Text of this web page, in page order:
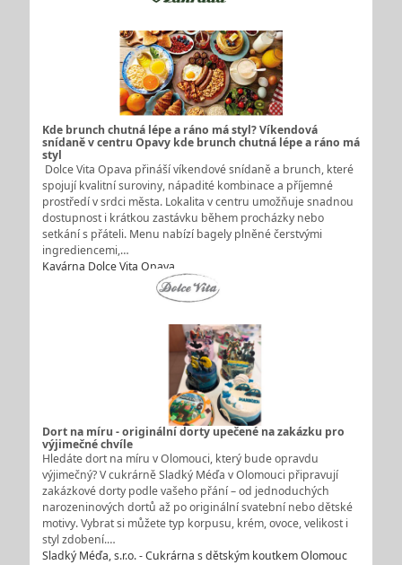
Kde brunch chutná lépe a ráno má styl? Víkendová
snídaně v centru Opavy kde brunch chutná lépe a ráno má
styl
Dolce Vita Opava přináší víkendové snídaně a brunch, které
spojují kvalitní suroviny, nápadité kombinace a příjemné
prostředí v srdci města. Lokalita v centru umožňuje snadnou
dostupnost i krátkou zastávku během procházky nebo
setkání s přáteli. Menu nabízí bagely plněné čerstvými
ingrediencemi,…
Kavárna Dolce Vita Opava
Dort na míru - originální dorty upečené na zakázku pro
výjimečné chvíle
Hledáte dort na míru v Olomouci, který bude opravdu
výjimečný? V cukrárně Sladký Méďa v Olomouci připravují
zakázkové dorty podle vašeho přání – od jednoduchých
narozeninových dortů až po originální svatební nebo dětské
motivy. Vybrat si můžete typ korpusu, krém, ovoce, velikost i
styl zdobení.…
Sladký Méďa, s.r.o. - Cukrárna s dětským koutkem Olomouc